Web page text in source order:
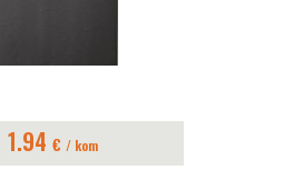
1.94 € / kom